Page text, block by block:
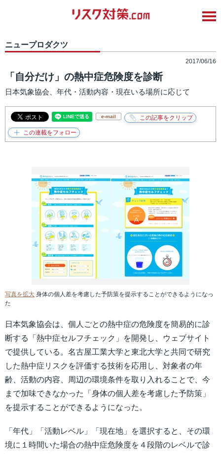
ニュープロダクツ
2017/06/16
「自分だけ」の熱中症危険度を診断
日本気象協会、年代・活動内容・現在いる場所に応じて
e-mail
写真を拡大 身体の個人差を考慮した予防策を提示することができるようになっ
た
日本気象協会は、個人ごとの熱中症の危険度を簡易的に診
断する「熱中症セルフチェック」を開発し、ウェブサイト
で提供している。名古屋工業大学と東北大学と共同で研究
した熱中症リスクを評価する技術を応用し、対象者の年
齢、活動の内容、周辺の環境条件を取り入れることで、今
まで加味できなかった「身体の個人差を考慮した予防策」
を提示することができるようになった。
「年代」「活動レベル」「現在地」を選択すると、その環
境に１時間いた場合の熱中症危険度を４段階のレベルで診